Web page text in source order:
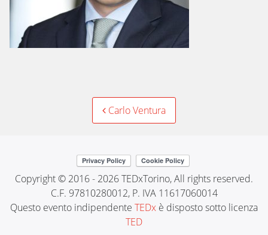
Carlo Ventura
Copyright © 2016 - 2026 TEDxTorino, All rights reserved.
C.F. 97810280012, P. IVA 11617060014
Questo evento indipendente TEDx è disposto sotto licenza
TED